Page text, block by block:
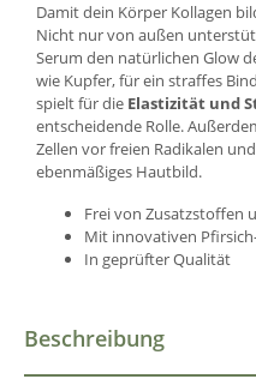
Damit dein Körper Kollagen
Nicht nur von außen
Serum den natürlichen Glow
wie Kupfer, für ein straffes
spielt für die Elastizität und
entscheidende Rolle.
Zellen vor freien Radikalen
ebenmäßiges Hautbild.
Frei von Zusatzstoffen
Mit innovativen
In geprüfter Qualität
Beschreibung